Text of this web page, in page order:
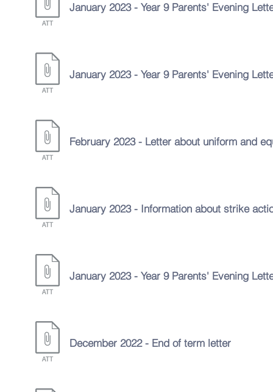
January 2023 - Year 9 Parents' Evening
January 2023 - Year 9 Parents' Evening
February 2023 - Letter about uniform and
January 2023 - Information about strike
January 2023 - Year 9 Parents' Evening
December 2022 - End of term letter